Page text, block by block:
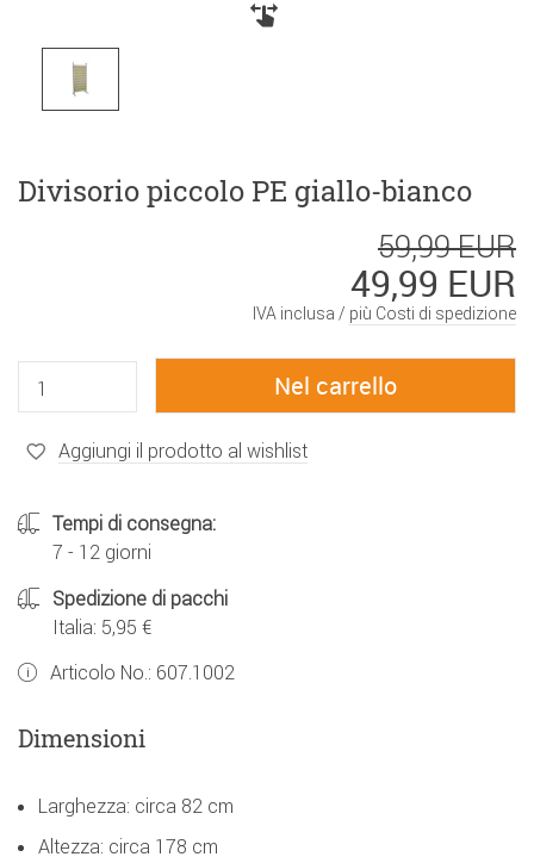
Divisorio piccolo PE giallo-bianco
59,99 EUR
49,99 EUR
IVA inclusa / più Costi di spedizione
Aggiungi il prodotto al wishlist
Tempi di consegna:
7 - 12 giorni
Spedizione di pacchi
Italia: 5,95 €
Articolo No.: 607.1002
Dimensioni
Larghezza: circa 82 cm
Altezza: circa 178 cm